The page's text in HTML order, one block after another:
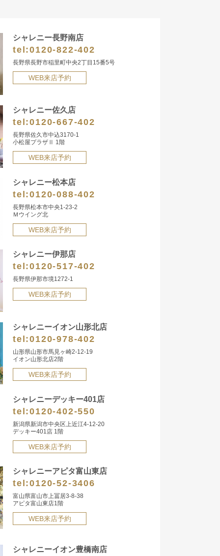
シャレニー長野南店
tel:0120-822-402
長野県長野市稲里町中央2丁目15番5号
WEB来店予約
シャレニー佐久店
tel:0120-667-402
長野県佐久市中込3170-1
小松屋プラザⅡ 1階
WEB来店予約
シャレニー松本店
tel:0120-088-402
長野県松本市中央1-23-2
Ｍウイング北
WEB来店予約
シャレニー伊那店
tel:0120-517-402
長野県伊那市境1272-1
WEB来店予約
シャレニーイオン山形北店
tel:0120-978-402
山形県山形市馬見ヶ崎2-12-19
イオン山形北店2階
WEB来店予約
シャレニーデッキー401店
tel:0120-402-550
新潟県新潟市中央区上近江4-12-20
デッキー401店 1階
WEB来店予約
シャレニーアピタ富山東店
tel:0120-52-3406
富山県富山市上冨居3-8-38
アピタ富山東店1階
WEB来店予約
シャレニーイオン豊橋南店